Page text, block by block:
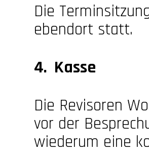
Die
ebendort statt.
4. Kasse
Die Revisoren
vor der
wiederum eine